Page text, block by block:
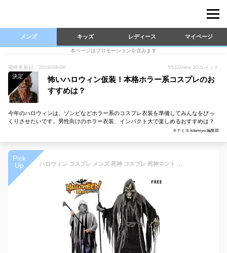
メンズ キッズ レディース マイページ
本ページはプロモーションを含みます
最終更新日：2026/08/06 5533View 30 コメント
決定
怖いハロウィン仮装！本格ホラー系コスプレのお
すすめは？
今年のハロウィンは、ゾンビなどホラー系のコスプレ衣装を準備してみんなをびっ
くりさせたいです。男性向けのホラー衣装、インパクト大で楽しめるおすすめは？
キテミヨ-kitemiyo-編集部
Pick
Up
ハロウィン コスプレ メンズ 死神 コスプレ 死神マント 骸骨 ゾンビ 幽霊 ホラー お化け コスチューム 怖い 恐怖 フル仮装 マスク ガウン チェーン お面 余興 なりきり パーティグッズ ハロウィン 仮装 おもしろ ハロウィーン パーティー 仮装 変身 イベント用品